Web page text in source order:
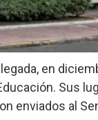
en
Sus
enviados al